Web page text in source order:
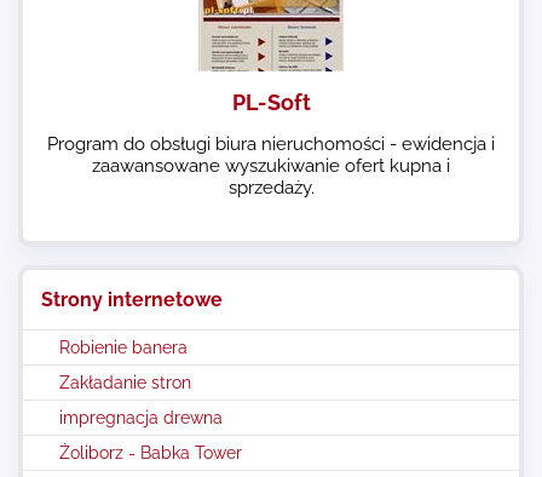
Strony internetowe
Robienie banera
Zakładanie stron
impregnacja drewna
Żoliborz - Babka Tower
PL-Soft
Program do obsługi biura nieruchomości - ewidencja i
zaawansowane wyszukiwanie ofert kupna i
sprzedaży.